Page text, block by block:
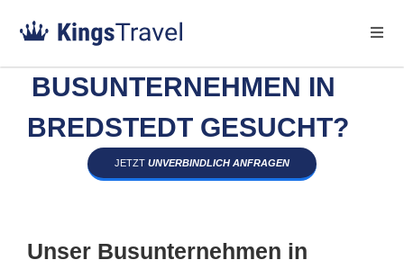
BUSUNTERNEHMEN IN
BREDSTEDT GESUCHT?
JETZT UNVERBINDLICH ANFRAGEN
Unser Busunternehmen in